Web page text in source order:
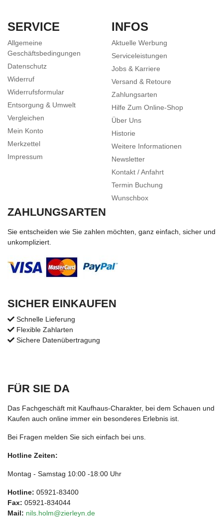
SERVICE
Allgemeine
Geschäftsbedingungen
Datenschutz
Widerruf
Widerrufsformular
Entsorgung & Umwelt
Vergleichen
Mein Konto
Merkzettel
Impressum
INFOS
Aktuelle Werbung
Serviceleistungen
Jobs & Karriere
Versand & Retoure
Zahlungsarten
Hilfe Zum Online-Shop
Über Uns
Historie
Weitere Informationen
Newsletter
Kontakt / Anfahrt
Termin Buchung
Wunschbox
ZAHLUNGSARTEN
Sie entscheiden wie Sie zahlen möchten, ganz einfach, sicher und
unkompliziert.
SICHER EINKAUFEN
Schnelle Lieferung
Flexible Zahlarten
Sichere Datenübertragung
FÜR SIE DA
Das Fachgeschäft mit Kaufhaus-Charakter, bei dem Schauen und
Kaufen auch online immer ein besonderes Erlebnis ist.
Bei Fragen melden Sie sich einfach bei uns.
Hotline Zeiten:
Montag - Samstag 10:00 -18:00 Uhr
Hotline: 05921-83400
Fax: 05921-834044
Mail: nils.holm@zierleyn.de